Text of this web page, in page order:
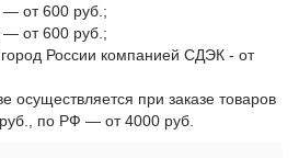
— от 600 руб.;
— от 600 руб.;
России компанией СДЭК - от
осуществляется при заказе товаров
по РФ — от 4000 руб.